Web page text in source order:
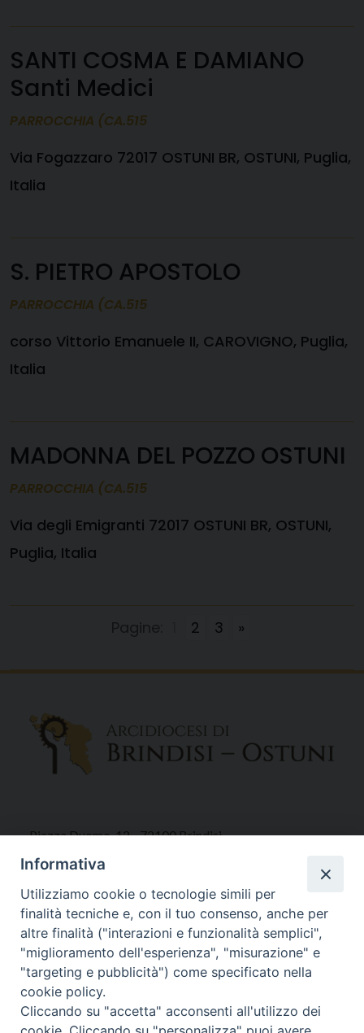
SANTI COSMA E DAMIANO
Santi Medici
PARROCCHIA (CA.515
Via Fogazzaro 72017 OSTUNI BR, OSTUNI, Puglia,
Italia
S. PIETRO APOSTOLO
PARROCCHIA (CA.515
corso Vittorio Emanuele II, CAROVIGNO, Puglia,
Italia
MADONNA DEL POZZO OSTUNI
PARROCCHIA (CA.515
Via degli Emigranti 72017 OSTUNI BR, OSTUNI,
Puglia, Italia
2 3 »
Piazza Duomo, 12 - 72100 Brindisi
Tel 0831.521958
Fax 0831.528315
Orari Curia
Mar. / Mer. / Giov. ore 9 - 13
nei mesi estivi solo Martedì ore 9 - 13
Informativa
Utilizziamo cookie o tecnologie simili per
finalità tecniche e, con il tuo consenso, anche per
altre finalità ("interazioni e funzionalità semplici",
"miglioramento dell'esperienza", "misurazione" e
"targeting e pubblicità") come specificato nella
cookie policy.
Cliccando su "accetta" acconsenti all'utilizzo dei